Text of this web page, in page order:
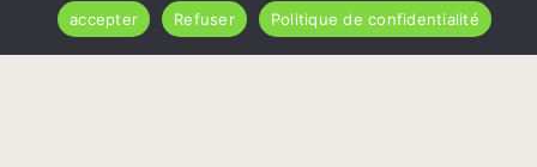
accepter
Refuser Politique de confidentialité